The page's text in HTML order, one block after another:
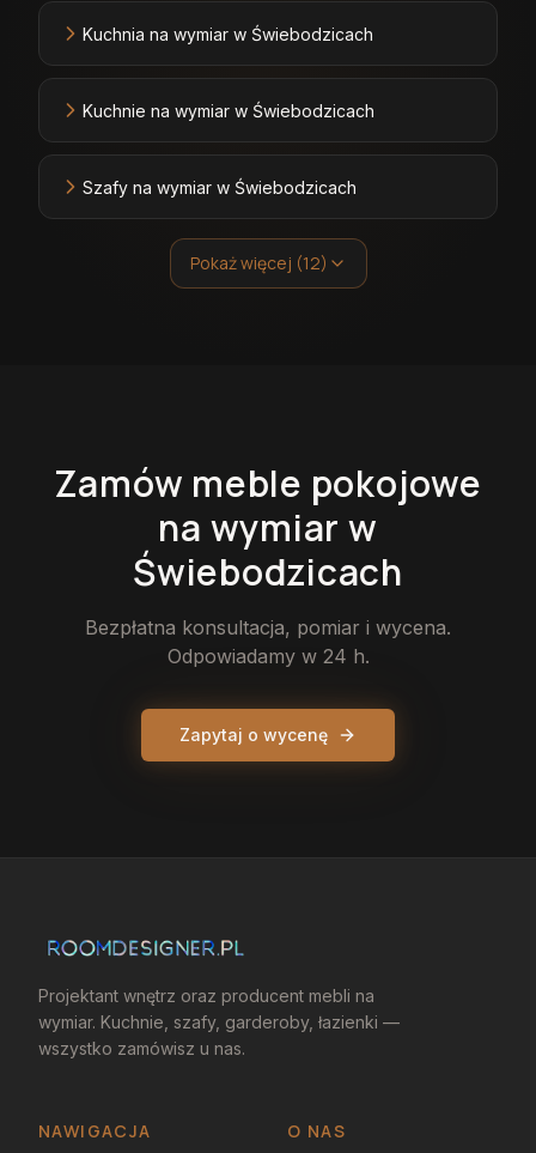
Kuchnia na wymiar w Świebodzicach
Kuchnie na wymiar w Świebodzicach
Szafy na wymiar w Świebodzicach
Pokaż więcej (12)
Zamów meble pokojowe
na wymiar w
Świebodzicach
Bezpłatna konsultacja, pomiar i wycena.
Odpowiadamy w 24 h.
Zapytaj o wycenę
Projektant wnętrz oraz producent mebli na
wymiar. Kuchnie, szafy, garderoby, łazienki —
wszystko zamówisz u nas.
NAWIGACJA O NAS